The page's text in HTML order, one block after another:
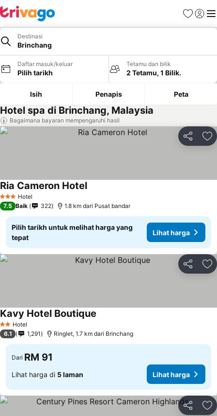
Kegemaran
Daftar
Destinasi
Brinchang
Daftar masuk/keluar
Pilih tarikh
Tetamu dan bilik
2 Tetamu, 1 Bilik.
Isih Penapis Peta
Hotel spa di Brinchang, Malaysia
Bagaimana bayaran mempengaruhi hasil
Kongsi
3 BintangHotel
Ria Cameron Hotel
7.5 Baik 322 1.8 km dari Pusat bandar
Pilih tarikh untuk melihat harga yang
tepat
Lihat harga
Kongsi
2 Bintang
Hotel
Kavy Hotel Boutique
6.1 1,291 Ringlet, 1.7 km dari Brinchang
Dari RM 91
Lihat harga di 5 laman Lihat harga
Kongsi